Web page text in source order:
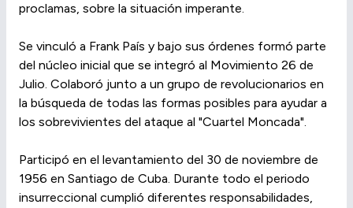
proclamas, sobre la situación imperante.
Se vinculó a Frank País y bajo sus órdenes formó parte
del núcleo inicial que se integró al Movimiento 26 de
Julio. Colaboró junto a un grupo de revolucionarios en
la búsqueda de todas las formas posibles para ayudar a
los sobrevivientes del ataque al "Cuartel Moncada".
Participó en el levantamiento del 30 de noviembre de
1956 en Santiago de Cuba. Durante todo el periodo
insurreccional cumplió diferentes responsabilidades,